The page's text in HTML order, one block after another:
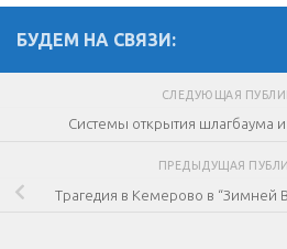
БУДЕМ НА СВЯЗИ:
СЛЕДУЮЩАЯ
Системы открытия шлагбаума
ПРЕДЫДУЩАЯ
Трагедия в Кемерово в “Зимней